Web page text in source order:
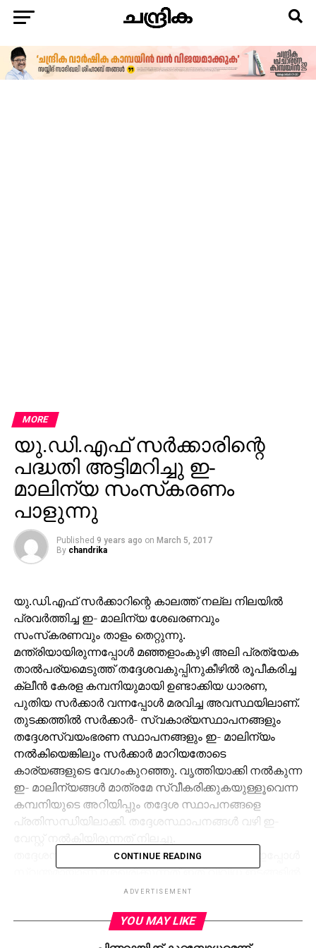
MORE
യു.ഡി.എഫ് സര്‍ക്കാരിന്റെ
പദ്ധതി അട്ടിമറിച്ചു ഇ-
മാലിന്യ സംസ്‌കരണം
പാളുന്നു
Published 9 years ago on March 5, 2017
By chandrika
യു.ഡി.എഫ് സര്‍ക്കാറിന്റെ കാലത്ത് നല്ല നിലയില്‍
പ്രവര്‍ത്തിച്ച ഇ- മാലിന്യ ശേഖരണവും
സംസ്‌കരണവും താളം തെറ്റുന്നു.
മന്ത്രിയായിരുന്നപ്പോള്‍ മഞ്ഞളാംകുഴി അലി പ്രത്യേക
താല്‍പര്യമെടുത്ത് തദ്ദേശവകുപ്പിനുകീഴില്‍ രൂപീകരിച്ച
ക്ലീന്‍ കേരള കമ്പനിയുമായി ഉണ്ടാക്കിയ ധാരണ,
പുതിയ സര്‍ക്കാര്‍ വന്നപ്പോള്‍ മരവിച്ച അവസ്ഥയിലാണ്.
തുടക്കത്തില്‍ സര്‍ക്കാര്‍- സ്വകാര്യസ്ഥാപനങ്ങളും
തദ്ദേശസ്വയംഭരണ സ്ഥാപനങ്ങളും ഇ- മാലിന്യം
നല്‍കിയെങ്കിലും സര്‍ക്കാര്‍ മാറിയതോടെ
കാര്യങ്ങളുടെ വേഗംകുറഞ്ഞു. വൃത്തിയാക്കി നല്‍കുന്ന
ഇ- മാലിന്യങ്ങള്‍ മാത്രമേ സ്വീകരിക്കുകയുള്ളൂവെന്ന
കമ്പനിയുടെ അറിയിപ്പും തദ്ദേശ സ്ഥാപനങ്ങളെ
പ്രതിസന്ധിയിലാക്കി. തദ്ദേശസ്ഥാപനങ്ങള്‍ വഴി ഇ-
തദ്ദേശസ്ഥാപനങ്ങള്‍ പ്ലാസ്റ്റിക്കും ഇ- വേസ്റ്റും ഇപ്പോള്‍
സ്വന്തമായാണ് ശേഖരിക്കുന്നത് ഇത് വിവിധ ഇടങ്ങളില്‍
കൂട്ടിയിട്ടിരിക്കുകയാണ്. സര്‍ക്കാര്‍ സ്ഥാപനങ്ങളിലും
മാലിന്യങ്ങള്‍ അഞ്ചുരൂപ നിരക്കില്‍ ക്ലീന്‍ കേരള
കമ്പനി ശേഖരിക്കാനായിരുന്നു. ശാസ്ത്രീയമായി
CONTINUE READING
ADVERTISEMENT
YOU MAY LIKE